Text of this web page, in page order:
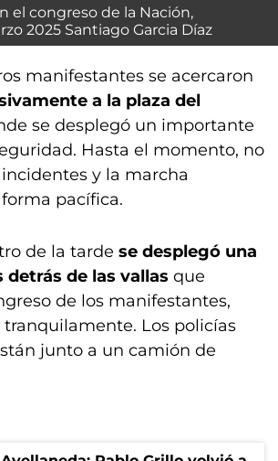
el congreso de la Nación,
2025 Santiago Garcia Díaz
manifestantes se acercaron
a la plaza del
se desplegó un importante
Hasta el momento, no
y la marcha
pacífica.
de la tarde se desplegó una
detrás de las vallas que
de los manifestantes,
Los policías
junto a un camión de